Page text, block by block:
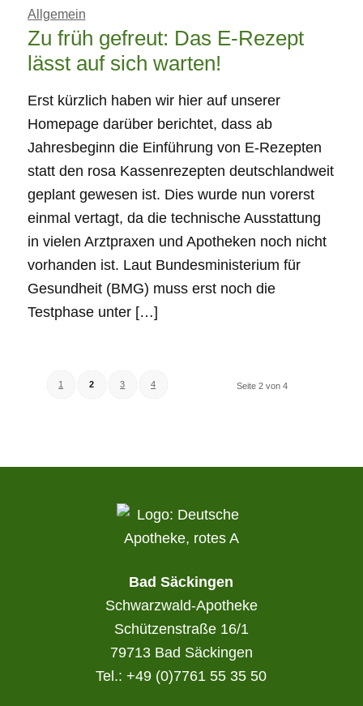
Allgemein
Zu früh gefreut: Das E-Rezept
lässt auf sich warten!
Erst kürzlich haben wir hier auf unserer
Homepage darüber berichtet, dass ab
Jahresbeginn die Einführung von E-Rezepten
statt den rosa Kassenrezepten deutschlandweit
geplant gewesen ist. Dies wurde nun vorerst
einmal vertagt, da die technische Ausstattung
in vielen Arztpraxen und Apotheken noch nicht
vorhanden ist. Laut Bundesministerium für
Gesundheit (BMG) muss erst noch die
Testphase unter […]
Seite 2 von 4
1 2 3 4
Bad Säckingen
Schwarzwald-Apotheke
Schützenstraße 16/1
79713 Bad Säckingen
Tel.: +49 (0)7761 55 35 50